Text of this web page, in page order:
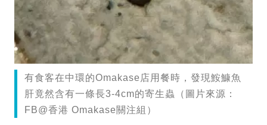
有食客在中環的Omakase店用餐時，發現鮟鱇魚
肝竟然含有一條長3-4cm的寄生蟲（圖片來源：
FB@香港 Omakase關注組）